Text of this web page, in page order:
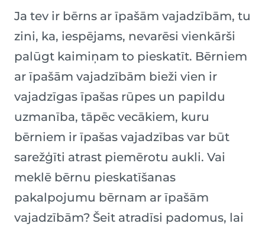
Ja tev ir bērns ar īpašām vajadzībām, tu
zini, ka, iespējams, nevarēsi vienkārši
palūgt kaimiņam to pieskatīt. Bērniem
ar īpašām vajadzībām bieži vien ir
vajadzīgas īpašas rūpes un papildu
uzmanība, tāpēc vecākiem, kuru
bērniem ir īpašas vajadzības var būt
sarežģīti atrast piemērotu aukli. Vai
meklē bērnu pieskatīšanas
pakalpojumu bērnam ar īpašām
vajadzībām? Šeit atradīsi padomus, lai